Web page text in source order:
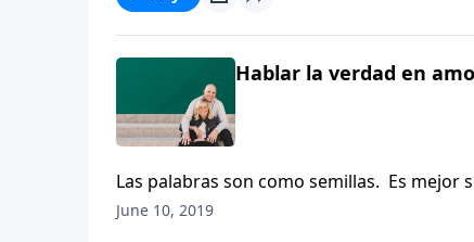
Hablar la verdad en
Las palabras son como semillas. Es
Muehlhoff anima a los oyentes a anticipar
June 10, 2019